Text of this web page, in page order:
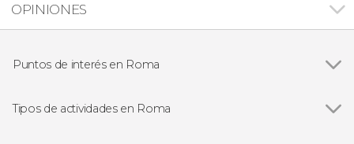
OPINIONES
Puntos de interés en Roma
Plaza Navona
Tipos de actividades en Roma